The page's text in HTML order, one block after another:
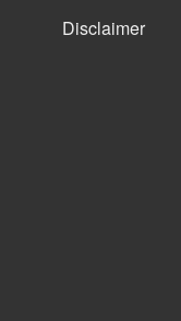
Disclaimer